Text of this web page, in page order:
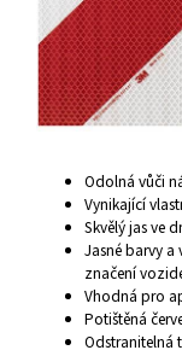
Odolná vůči
Vynikající
Skvělý jas ve
Jasné barvy
značení
Vhodná pro
Potištěná
Odstranitelná